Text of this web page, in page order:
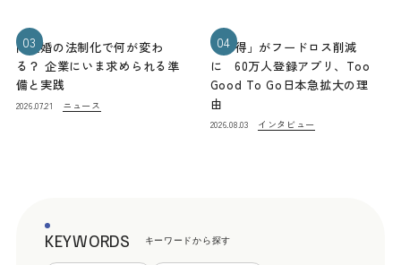
03
同性婚の法制化で何が変わ
る？ 企業にいま求められる準
備と実践
2026.07.21 ニュース
04
「お得」がフードロス削減
に 60万人登録アプリ、Too
Good To Go日本急拡大の理
由
2026.08.03 インタビュー
KEYWORDS キーワードから探す